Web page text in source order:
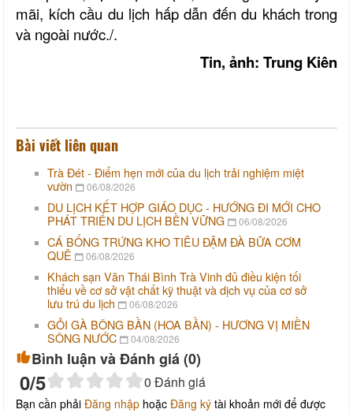
mãi, kích cầu du lịch hấp dẫn đến du khách trong
và ngoài nước./.
Tin, ảnh: Trung Kiên
Bài viết liên quan
Trà Đét - Điểm hẹn mới của du lịch trải nghiệm miệt
vườn
06/08/2026
DU LỊCH KẾT HỢP GIÁO DỤC - HƯỚNG ĐI MỚI CHO
PHÁT TRIỂN DU LỊCH BỀN VỮNG
06/08/2026
CÁ BỐNG TRỨNG KHO TIÊU ĐẬM ĐÀ BỮA CƠM
QUÊ
06/08/2026
Khách sạn Văn Thái Bình Trà Vinh đủ điều kiện tối
thiểu về cơ sở vật chất kỹ thuật và dịch vụ của cơ sở
lưu trú du lịch
06/08/2026
GỎI GÀ BÔNG BẦN (HOA BẦN) - HƯƠNG VỊ MIỀN
SÔNG NƯỚC
04/08/2026
Bình luận và Đánh giá (0)
0/5 0 Đánh giá
Bạn cần phải Đăng nhập hoặc Đăng ký tài khoản mới để được